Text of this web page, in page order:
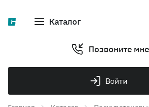
Каталог
Позвоните мне
Войти